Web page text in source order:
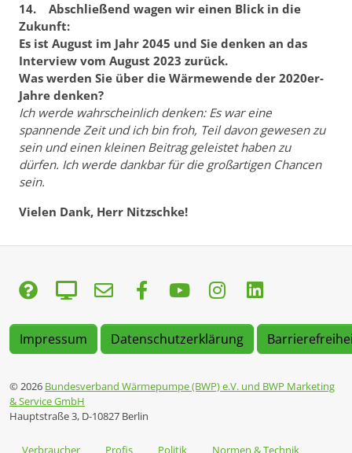
14. Abschließend wagen wir einen Blick in die
Zukunft:
Es ist August im Jahr 2045 und Sie denken an das
Interview vom August 2023 zurück.
Was werden Sie über die Wärmewende der 2020er-
Jahre denken?
Ich werde wahrscheinlich denken: Es war eine
spannende Zeit und ich bin froh, Teil davon gewesen zu
sein und einen kleinen Beitrag geleistet haben zu
dürfen. Ich werde dankbar für die großartigen Chancen
sein.
Vielen Dank, Herr Nitzschke!
Impressum Datenschutzerklärung
© 2026 Bundesverband Wärmepumpe (BWP) e.V. und BWP Marketing
& Service GmbH
Hauptstraße 3, D-10827 Berlin
Verbraucher Profis Politik Normen & Technik